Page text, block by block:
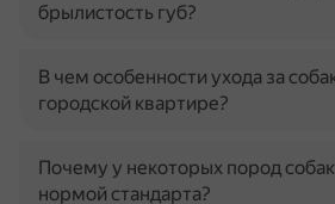
брылистость губ?
В чем особенности ухода за
городской квартире?
Почему у некоторых пород
нормой стандарта?